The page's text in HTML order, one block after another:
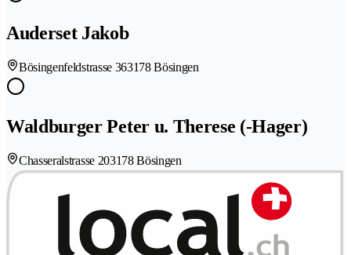
Auderset Jakob
Bösingenfeldstrasse 363178 Bösingen
Waldburger Peter u. Therese (-Hager)
Chasseralstrasse 203178 Bösingen